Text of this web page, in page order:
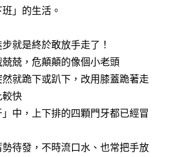
」的生活。
就是終於敢放手走了！
兢，危顛顛的像個小老頭
就跪下或趴下，改用膝蓋跪著走
較快
中，上下排的四顆門牙都已經冒
待發，不時流口水、也常把手放